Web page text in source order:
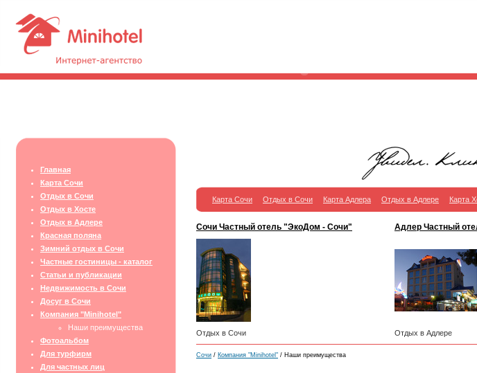
Главная
Карта Сочи
Отдых в Сочи
Отдых в Хосте
Отдых в Адлере
Красная поляна
Зимний отдых в Сочи
Частные гостиницы - каталог
Статьи и публикации
Недвижимость в Сочи
Досуг в Сочи
Компания "Minihotel"
Наши преимущества
Фотоальбом
Для турфирм
Для частных лиц
Карта Сочи Отдых в Сочи Карта Адлера Отдых в Адлере Карта
Сочи Частный отель "ЭкоДом - Сочи" Адлер Частный
Отдых в Сочи Отдых в Адлере
Сочи / Компания "Minihotel" / Наши преимущества